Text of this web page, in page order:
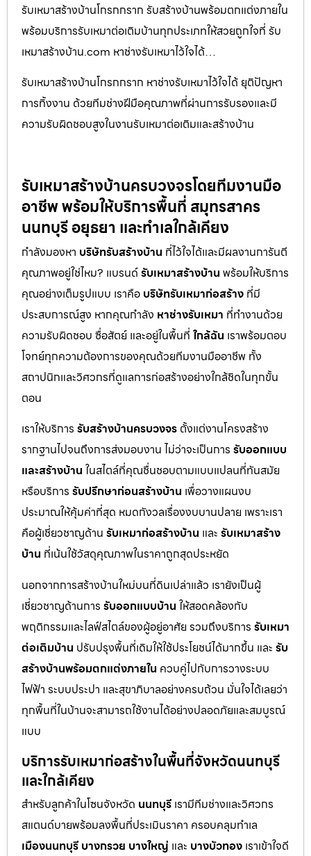
รับเหมาสร้างบ้านโกรกกราก รับสร้างบ้านพร้อมตกแต่งภายใน
พร้อมบริการรับเหมาต่อเติมบ้านทุกประเภทให้สวยถูกใจที่ รับ
เหมาสร้างบ้าน.com หาช่างรับเหมาไว้ใจได้…
รับเหมาสร้างบ้านโกรกกราก หาช่างรับเหมาไว้ใจได้ ยุติปัญหา
การทิ้งงาน ด้วยทีมช่างฝีมือคุณภาพที่ผ่านการรับรองและมี
ความรับผิดชอบสูงในงานรับเหมาต่อเติมและสร้างบ้าน
รับเหมาสร้างบ้านครบวงจรโดยทีมงานมือ
อาชีพ พร้อมให้บริการพื้นที่ สมุทรสาคร
นนทบุรี อยุธยา และทำเลใกล้เคียง
กำลังมองหา บริษัทรับสร้างบ้าน ที่ไว้ใจได้และมีผลงานการันตี
คุณภาพอยู่ใช่ไหม? แบรนด์รับเหมาสร้างบ้าน พร้อมให้บริการ
คุณอย่างเต็มรูปแบบ เราคือ บริษัทรับเหมาก่อสร้าง ที่มี
ประสบการณ์สูง หากคุณกำลัง หาช่างรับเหมา ที่ทำงานด้วย
ความรับผิดชอบ ซื่อสัตย์ และอยู่ในพื้นที่ ใกล้ฉัน เราพร้อมตอบ
โจทย์ทุกความต้องการของคุณด้วยทีมงานมืออาชีพ ทั้ง
สถาปนิกและวิศวกรที่ดูแลการก่อสร้างอย่างใกล้ชิดในทุกขั้น
ตอน
เราให้บริการ รับสร้างบ้านครบวงจร ตั้งแต่งานโครงสร้าง
รากฐานไปจนถึงการส่งมอบงาน ไม่ว่าจะเป็นการ รับออกแบบ
และสร้างบ้าน ในสไตล์ที่คุณชื่นชอบตามแบบแปลนที่ทันสมัย
หรือบริการ รับปรึกษาก่อนสร้างบ้าน เพื่อวางแผนงบ
ประมาณให้คุ้มค่าที่สุด หมดกังวลเรื่องงบบานปลาย เพราะเรา
คือผู้เชี่ยวชาญด้าน รับเหมาก่อสร้างบ้าน และ รับเหมาสร้าง
บ้าน ที่เน้นใช้วัสดุคุณภาพในราคาถูกสุดประหยัด
นอกจากการสร้างบ้านใหม่บนที่ดินเปล่าแล้ว เรายังเป็นผู้
เชี่ยวชาญด้านการ รับออกแบบบ้าน ให้สอดคล้องกับ
พฤติกรรมและไลฟ์สไตล์ของผู้อยู่อาศัย รวมถึงบริการ รับเหมา
ต่อเติมบ้าน ปรับปรุงพื้นที่เดิมให้ใช้ประโยชน์ได้มากขึ้น และ รับ
สร้างบ้านพร้อมตกแต่งภายใน ควบคู่ไปกับการวางระบบ
ไฟฟ้า ระบบประปา และสุขาภิบาลอย่างครบถ้วน มั่นใจได้เลยว่า
ทุกพื้นที่ในบ้านจะสามารถใช้งานได้อย่างปลอดภัยและสมบูรณ์
แบบ
บริการรับเหมาก่อสร้างในพื้นที่จังหวัดนนทบุรี
และใกล้เคียง
สำหรับลูกค้าในโซนจังหวัด นนทบุรี เรามีทีมช่างและวิศวกร
สแตนด์บายพร้อมลงพื้นที่ประเมินราคา ครอบคลุมทำเล
เมืองนนทบุรี บางกรวย บางใหญ่ และ บางบัวทอง เราเข้าใจดี